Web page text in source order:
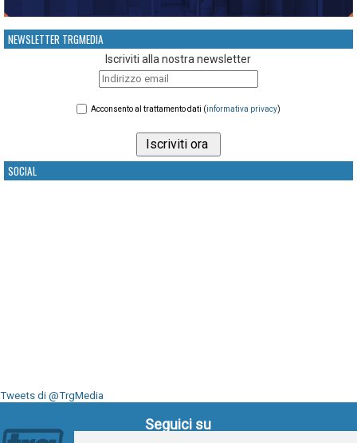
NEWSLETTER TRGMEDIA
Iscriviti alla nostra newsletter
Acconsento al trattamento dati (informativa privacy)
SOCIAL
Tweets di @TrgMedia
Seguici su